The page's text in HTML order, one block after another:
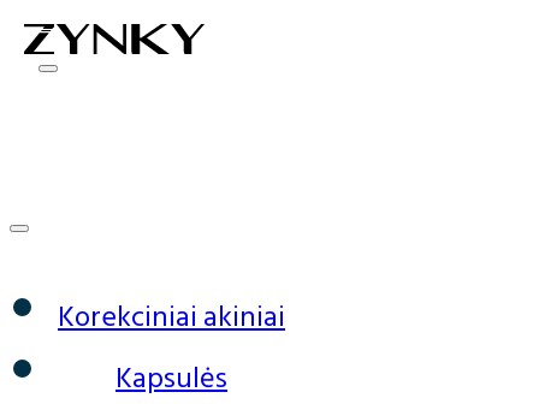
0
Korekciniai akiniai
Kapsulės